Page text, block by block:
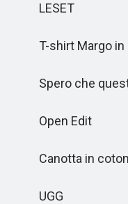
LESET
T-shirt Margo in
Spero che
Open Edit
Canotta in
UGG